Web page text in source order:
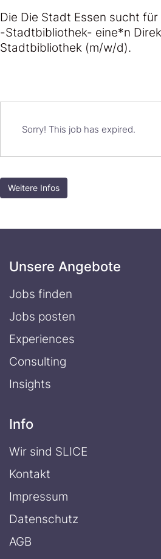
Die Die Stadt Essen sucht
-Stadtbibliothek- eine*n
Stadtbibliothek (m/w/d).
Sorry! This job has expired.
Weitere Infos
Unsere Angebote
Jobs finden
Jobs posten
Experiences
Consulting
Insights
Info
Wir sind SLICE
Kontakt
Impressum
Datenschutz
AGB